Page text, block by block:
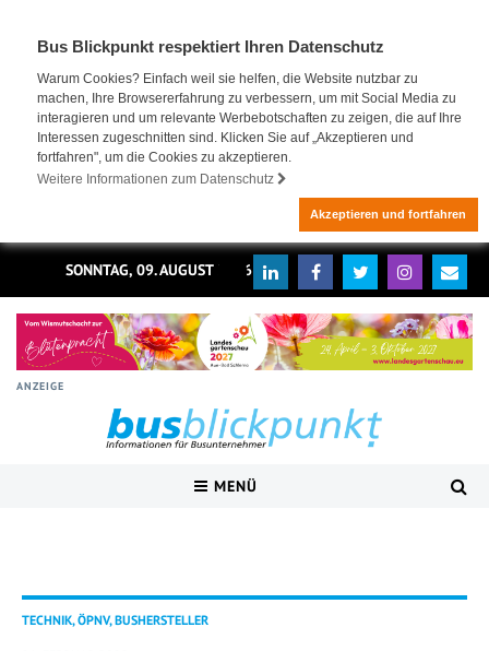
Bus Blickpunkt respektiert Ihren Datenschutz
Warum Cookies? Einfach weil sie helfen, die Website nutzbar zu
machen, Ihre Browsererfahrung zu verbessern, um mit Social Media zu
interagieren und um relevante Werbebotschaften zu zeigen, die auf Ihre
Interessen zugeschnitten sind. Klicken Sie auf „Akzeptieren und
fortfahren", um die Cookies zu akzeptieren.
Weitere Informationen zum Datenschutz
Akzeptieren und fortfahren
SONNTAG, 09. AUGUST 2026
ANZEIGE
MENÜ
TECHNIK, ÖPNV, BUSHERSTELLER